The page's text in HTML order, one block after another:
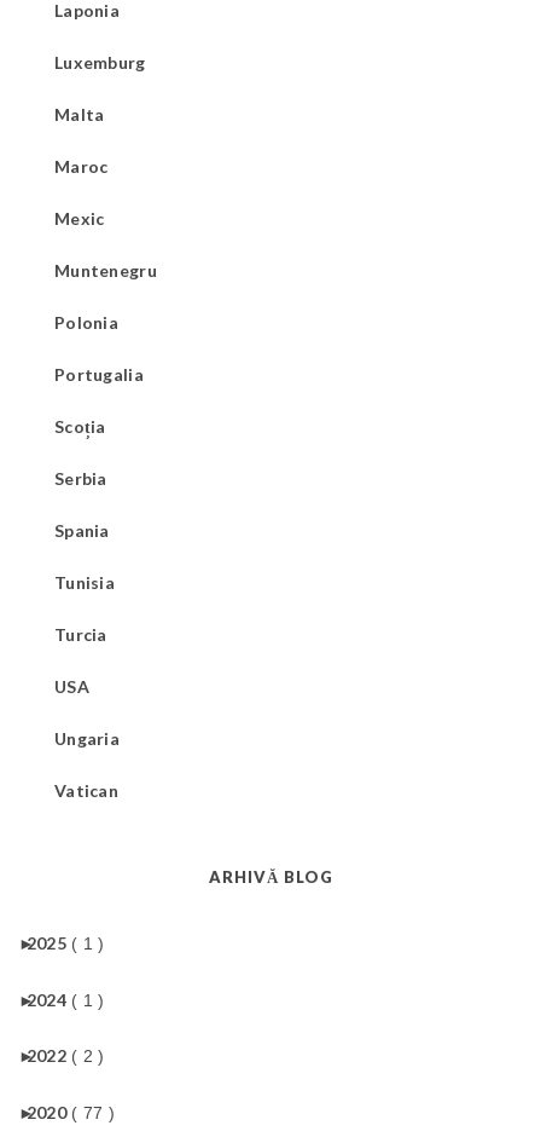
Laponia
Luxemburg
Malta
Maroc
Mexic
Muntenegru
Polonia
Portugalia
Scoția
Serbia
Spania
Tunisia
Turcia
USA
Ungaria
Vatican
ARHIVĂ BLOG
►
2025 ( 1 )
►
2024 ( 1 )
►
2022 ( 2 )
►
2020 ( 77 )